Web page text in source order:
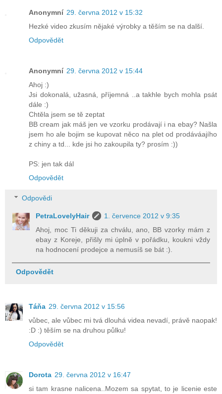
Anonymní 29. června 2012 v 15:32
Hezké video zkusím nějaké výrobky a těším se na další.
Odpovědět
Anonymní 29. června 2012 v 15:44
Ahoj :)
Jsi dokonalá, užasná, příjemná ..a takhle bych mohla psát
dále :)
Chtěla jsem se tě zeptat
BB cream jak máš jen ve vzorku prodávají i na ebay? Našla
jsem ho ale bojim se kupovat něco na plet od prodáváajího
z chiny a td... kde jsi ho zakoupila ty? prosím :))
PS: jen tak dál
Odpovědět
Odpovědi
PetraLovelyHair
1. července 2012 v 9:35
Ahoj, moc Ti děkuji za chválu, ano, BB vzorky mám z
ebay z Koreje, přišly mi úplně v pořádku, koukni vždy
na hodnocení prodejce a nemusíš se bát :).
Odpovědět
Táňa 29. června 2012 v 15:56
vůbec, ale vůbec mi tvá dlouhá videa nevadí, právě naopak!
:D :) těším se na druhou půlku!
Odpovědět
Dorota 29. června 2012 v 16:47
si tam krasne nalicena..Mozem sa spytat, to je licenie este